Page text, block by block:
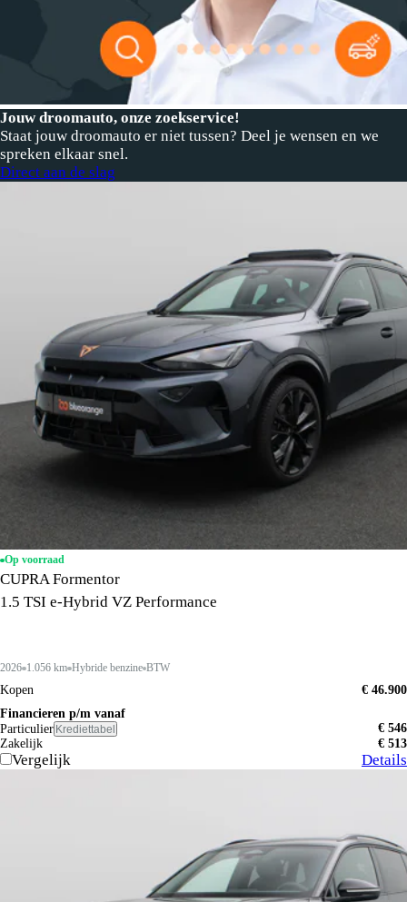
Jouw droomauto, onze zoekservice!
Staat jouw droomauto er niet tussen? Deel je wensen en we
spreken elkaar snel.
Direct aan de slag
Op voorraad
CUPRA Formentor
1.5 TSI e-Hybrid VZ Performance
2026 1.056 km Hybride benzine BTW
Kopen
€ 46.900
Financieren p/m vanaf
Particulier Krediettabel
€ 546
Zakelijk
€ 513
Vergelijk Details